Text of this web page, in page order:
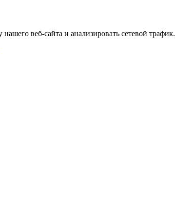
веб-сайта и анализировать сетевой трафик.